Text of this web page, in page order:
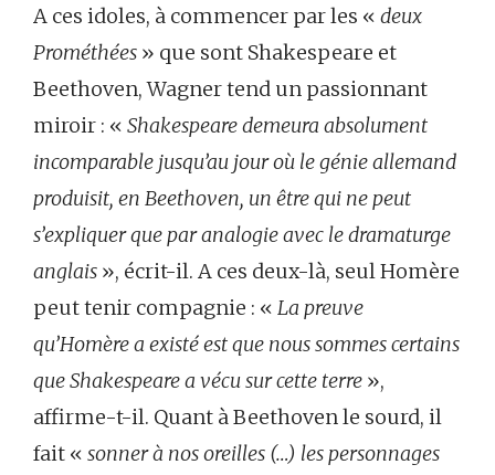
A ces idoles, à commencer par les « deux
Prométhées » que sont Shakespeare et
Beethoven, Wagner tend un passionnant
miroir : « Shakespeare demeura absolument
incomparable jusqu’au jour où le génie allemand
produisit, en Beethoven, un être qui ne peut
s’expliquer que par analogie avec le dramaturge
anglais », écrit-il. A ces deux-là, seul Homère
peut tenir compagnie : « La preuve
qu’Homère a existé est que nous sommes certains
que Shakespeare a vécu sur cette terre »,
affirme-t-il. Quant à Beethoven le sourd, il
fait « sonner à nos oreilles (…) les personnages